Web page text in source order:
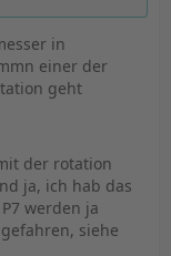
in
einer der
geht
der rotation
ja, ich hab das
werden ja
siehe